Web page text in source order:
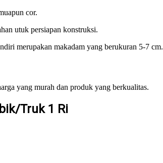
cor.
utuk persiapan konstruksi.
merupakan makadam yang berukuran 5-7 cm.
yang murah dan produk yang berkualitas.
Truk 1 Ri